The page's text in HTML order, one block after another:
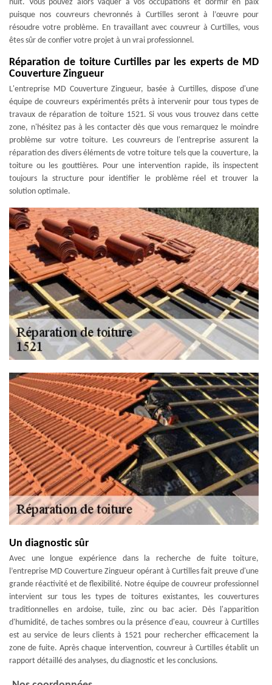
nuit. Vous pouvez alors vaquer à vos occupations et dormir en paix
puisque nos couvreurs chevronnés à Curtilles seront à l’œuvre pour
résoudre votre problème. En travaillant avec couvreur à Curtilles, vous
êtes sûr de confier votre projet à un vrai professionnel.
Réparation de toiture Curtilles par les experts de MD
Couverture Zingueur
L'entreprise MD Couverture Zingueur, basée à Curtilles, dispose d'une
équipe de couvreurs expérimentés prêts à intervenir pour tous types de
travaux de réparation de toiture 1521. Si vous vous trouvez dans cette
zone, n'hésitez pas à les contacter dès que vous remarquez le moindre
problème sur votre toiture. Les couvreurs de l'entreprise assurent la
réparation des divers éléments de votre toiture tels que la couverture, la
toiture ou les gouttières. Pour une intervention rapide, ils inspectent
toujours la structure pour identifier le problème réel et trouver la
solution optimale.
Un diagnostic sûr
Avec une longue expérience dans la recherche de fuite toiture,
l’entreprise MD Couverture Zingueur opérant à Curtilles fait preuve d'une
grande réactivité et de flexibilité. Notre équipe de couvreur professionnel
intervient sur tous les types de toitures existantes, les couvertures
traditionnelles en ardoise, tuile, zinc ou bac acier. Dès l'apparition
d'humidité, de taches sombres ou la présence d'eau, couvreur à Curtilles
est au service de leurs clients à 1521 pour rechercher efficacement la
zone de fuite. Après chaque intervention, couvreur à Curtilles établit un
rapport détaillé des analyses, du diagnostic et les conclusions.